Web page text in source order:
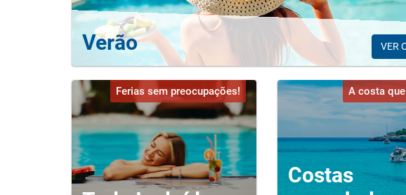
VER
Verão
Ferias sem preocupações!
Costas
A costa